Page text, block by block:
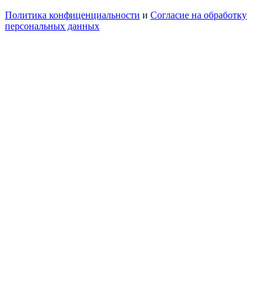
Политика конфиценциальности и Согласие на обработку
персональных данных